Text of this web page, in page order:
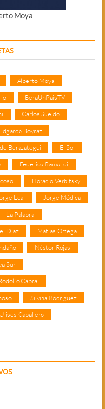
Moya
Alberto Moya
BeraUnPaisTV
Carlos Sueldo
Edgardo Boyraz
Berazategui El Sol
Federico Ramondi
Horacio Verbitsky
Leal Jorge Módica
La Palabra
Díaz Matías Ortega
Néstor Rojas
Sur
Cabral
Silvina Rodríguez
Ulises Caballero